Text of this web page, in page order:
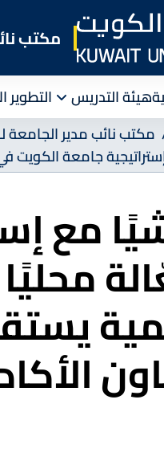
مكتب
هيئة التدريس التطوير
مكتب نائب مدير الجامعة
جامعة الكويت
مع